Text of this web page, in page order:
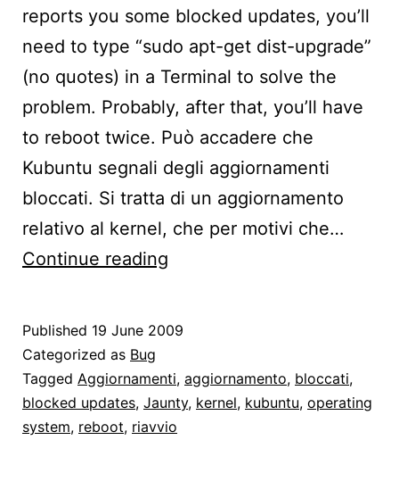
reports you some blocked updates, you’ll
need to type “sudo apt-get dist-upgrade”
(no quotes) in a Terminal to solve the
problem. Probably, after that, you’ll have
to reboot twice. Può accadere che
Kubuntu segnali degli aggiornamenti
bloccati. Si tratta di un aggiornamento
relativo al kernel, che per motivi che…
Continue reading
il
problema
Published 19 June 2009
Categorized as Bug
Tagged Aggiornamenti, aggiornamento, bloccati,
blocked updates, Jaunty, kernel, kubuntu, operating
system, reboot, riavvio